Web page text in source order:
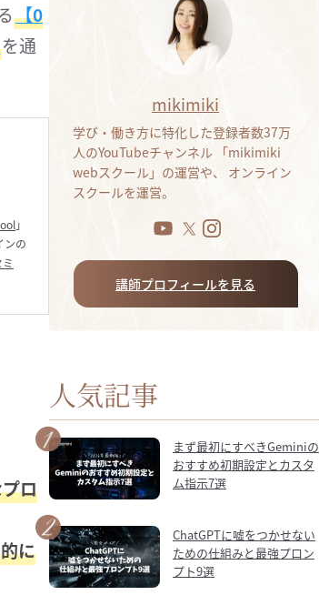
【0
を通
」
ンの
ロ
に
mikimiki
学び・働き方に特化した登録者数37万
人のYouTubeチャンネル 「mikimiki
webスクール」の運営や、 オンライン
スクールを運営。
講師プロフィールを見る
人気記事
まず最初にすべきGeminiの
おすすめ初期設定とカスタ
ム指示7選
ChatGPTに嘘をつかせない
ための仕組みと最強プロン
プト9選